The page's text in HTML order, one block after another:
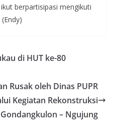
berpartisipasi mengikuti
di HUT ke-80
Rusak oleh Dinas PUPR
Kegiatan Rekonstruksi
Gondangkulon – Ngujung